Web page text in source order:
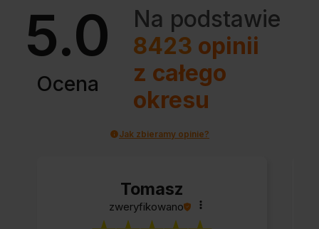
5.0
Ocena
Na podstawie
8423 opinii
z całego
okresu
Jak zbieramy opinie?
Tomasz
zweryfikowano